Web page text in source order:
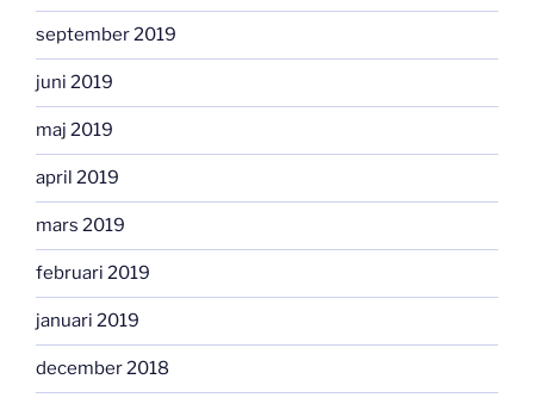
september 2019
juni 2019
maj 2019
april 2019
mars 2019
februari 2019
januari 2019
december 2018